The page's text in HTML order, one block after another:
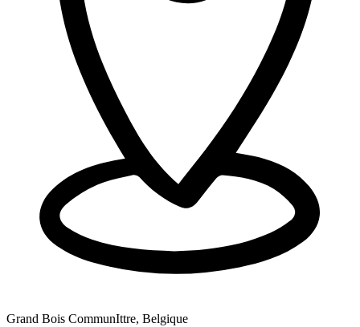
Grand Bois CommunIttre, Belgique